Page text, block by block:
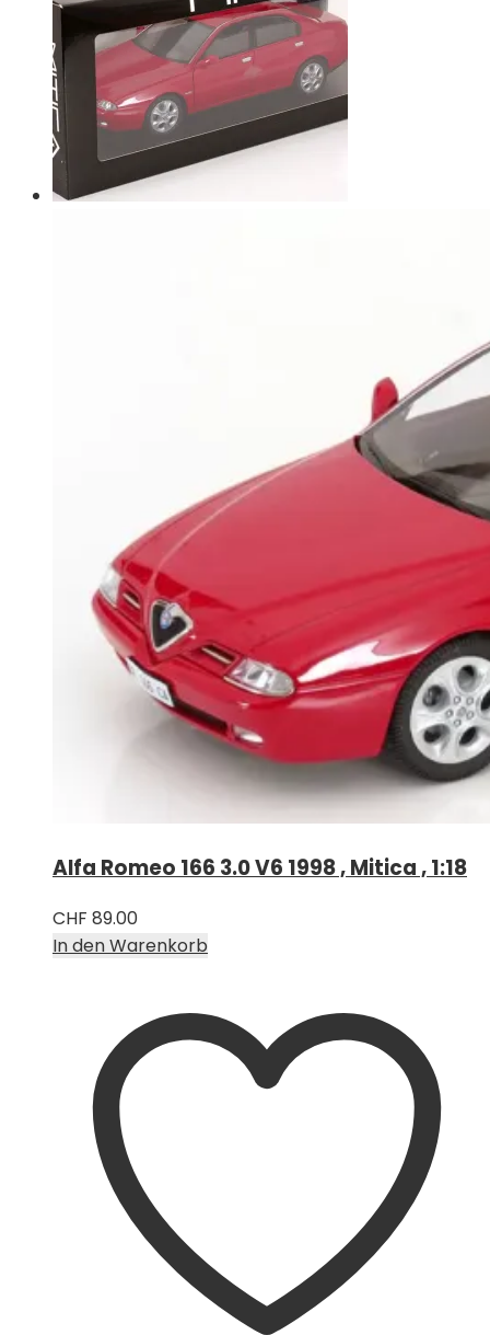
Alfa Romeo 166 3.0 V6 1998 , Mitica , 1:18
CHF 89.00
In den Warenkorb